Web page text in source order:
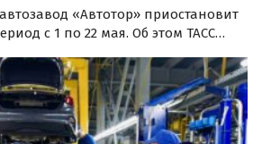
«Автотор» приостановит
с 1 по 22 мая. Об этом ТАСС
о временной остановке
на три недели.